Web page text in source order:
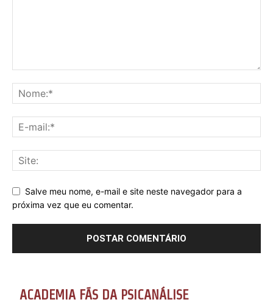
Salve meu nome, e-mail e site neste navegador para a
próxima vez que eu comentar.
ACADEMIA FÃS DA PSICANÁLISE